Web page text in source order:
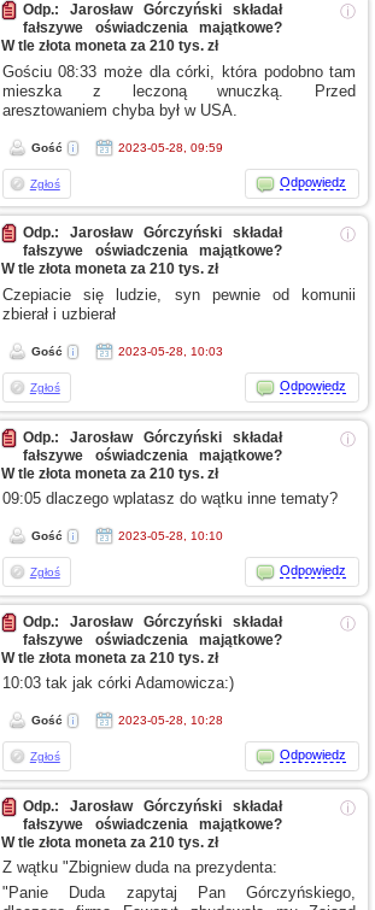
ⓘ
Odp.: Jarosław Górczyński składał
fałszywe oświadczenia majątkowe?
W tle złota moneta za 210 tys. zł
Gościu 08:33 może dla córki, która podobno tam
mieszka z leczonąwnuczką. Przed
aresztowaniem chyba był w USA.
Gość 2023-05-28, 09:59
Zgłoś Odpowiedz
ⓘ
Odp.: Jarosław Górczyński składał
fałszywe oświadczenia majątkowe?
W tle złota moneta za 210 tys. zł
Czepiacie się ludzie, syn pewnie od komunii
zbierał i uzbierał
Gość 2023-05-28, 10:03
Zgłoś Odpowiedz
ⓘ
Odp.: Jarosław Górczyński składał
fałszywe oświadczenia majątkowe?
W tle złota moneta za 210 tys. zł
09:05 dlaczego wplatasz do wątku inne tematy?
Gość 2023-05-28, 10:10
Zgłoś Odpowiedz
ⓘ
Odp.: Jarosław Górczyński składał
fałszywe oświadczenia majątkowe?
W tle złota moneta za 210 tys. zł
10:03 tak jak córki Adamowicza:)
Gość 2023-05-28, 10:28
Zgłoś Odpowiedz
ⓘ
Odp.: Jarosław Górczyński składał
fałszywe oświadczenia majątkowe?
W tle złota moneta za 210 tys. zł
Z wątku"Zbigniew duda na prezydenta:
"Panie Duda zapytaj Pan Górczyńskiego,